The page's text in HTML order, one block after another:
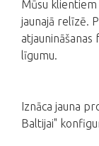
Mūsu
jaunajā relīzē.
līgumu.
Iznāca jauna
Baltijai"